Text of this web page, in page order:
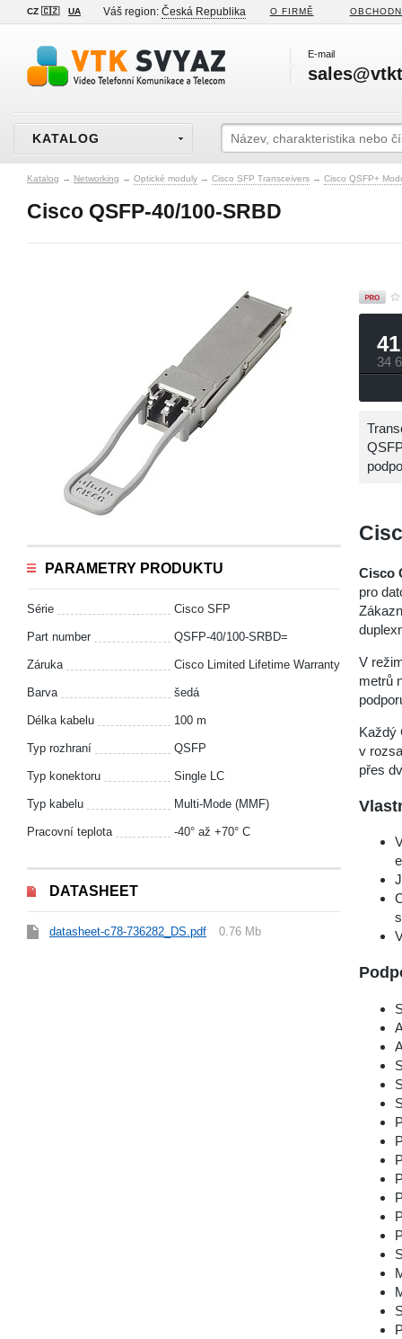
CZ 🇨🇿 UA Váš region: Česká Republika O FIRMĚ
E-mail
KATALOG
Katalog → Networking → Optické moduly → Cisco SFP Transceivers → Cisco QSFP+
Cisco QSFP-40/100-SRBD
PARAMETRY PRODUKTU
Série Cisco SFP
Part number QSFP-40/100-SRBD=
Záruka Cisco Limited Lifetime Warranty
Barva šedá
Délka kabelu 100 m
Typ rozhraní QSFP
Typ konektoru Single LC
Typ kabelu Multi-Mode (MMF)
Pracovní teplota -40° až +70° C
DATASHEET
datasheet-c78-736282_DS.pdf 0.76 Mb
34
Cisco
pro
V
metrů
Každý
v
přes